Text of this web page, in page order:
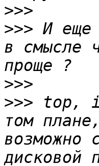
>>>
>>> И еще
в смысле
>>>
>>> top,
том
возможно